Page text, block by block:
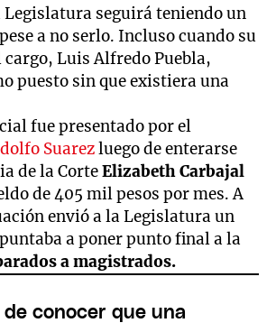
Legislatura seguirá teniendo un
a no serlo. Incluso cuando su
cargo, Luis Alfredo Puebla,
puesto sin que existiera una
fue presentado por el
Suarezluego de enterarse
de la CorteElizabeth Carbajal
de 405 mil pesos por mes. A
envió a la Legislatura un
a poner punto final a la
a magistrados.
de conocer que una